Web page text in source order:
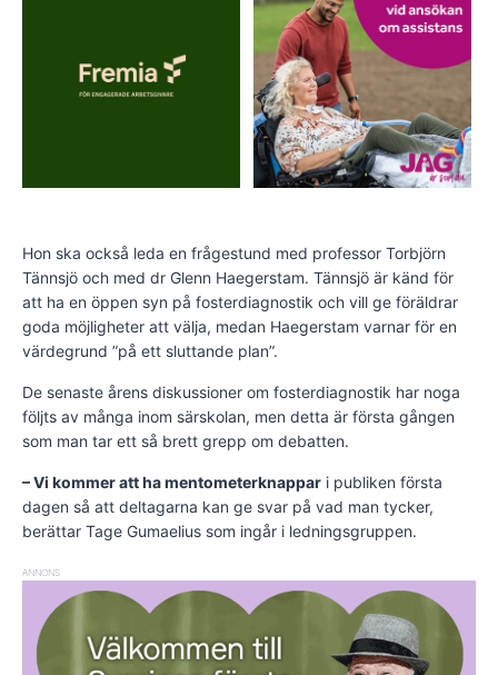
Hon ska också leda en frågestund med professor Torbjörn
Tännsjö och med dr Glenn Haegerstam. Tännsjö är känd för
att ha en öppen syn på fosterdiagnostik och vill ge föräldrar
goda möjligheter att välja, medan Haegerstam varnar för en
värdegrund ”på ett sluttande plan”.
De senaste årens diskussioner om fosterdiagnostik har noga
följts av många inom särskolan, men detta är första gången
som man tar ett så brett grepp om debatten.
– Vi kommer att ha mentometerknappar i publiken första
dagen så att deltagarna kan ge svar på vad man tycker,
berättar Tage Gumaelius som ingår i ledningsgruppen.
ANNONS